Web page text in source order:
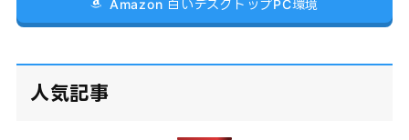
Amazon 白いデスクトップPC環境
人気記事